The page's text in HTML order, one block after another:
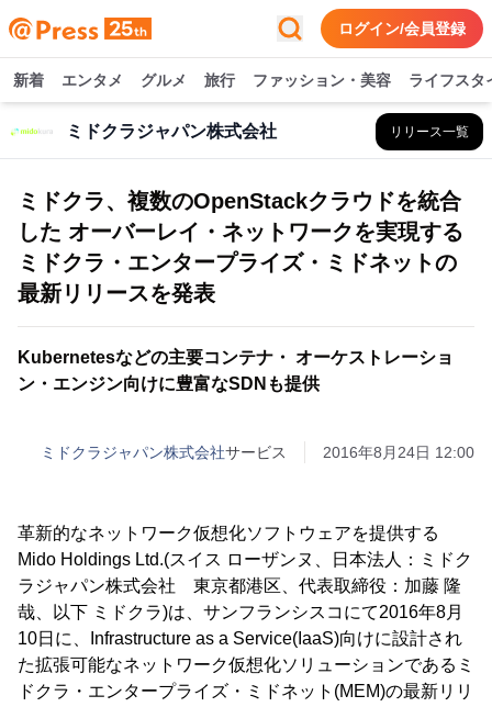
ログイン/会員登録
新着 エンタメ グルメ 旅行 ファッション・美容 ライフスタ
ミドクラジャパン株式会社 リリース一覧
ミドクラ、複数のOpenStackクラウドを統合
した オーバーレイ・ネットワークを実現する
ミドクラ・エンタープライズ・ミドネットの
最新リリースを発表
Kubernetesなどの主要コンテナ・ オーケストレーショ
ン・エンジン向けに豊富なSDNも提供
ミドクラジャパン株式会社サービス 2016年8月24日 12:00
革新的なネットワーク仮想化ソフトウェアを提供する
Mido Holdings Ltd.(スイス ローザンヌ、日本法人：ミドク
ラジャパン株式会社 東京都港区、代表取締役：加藤 隆
哉、以下 ミドクラ)は、サンフランシスコにて2016年8月
10日に、Infrastructure as a Service(IaaS)向けに設計され
た拡張可能なネットワーク仮想化ソリューションであるミ
ドクラ・エンタープライズ・ミドネット(MEM)の最新リリ